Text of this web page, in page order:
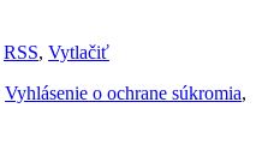
RSS, Vytlačiť
Vyhlásenie o ochrane súkromia,